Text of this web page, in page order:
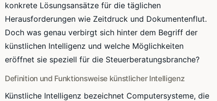
konkrete Lösungsansätze für die täglichen
Herausforderungen wie Zeitdruck und Dokumentenflut.
Doch was genau verbirgt sich hinter dem Begriff der
künstlichen Intelligenz und welche Möglichkeiten
eröffnet sie speziell für die Steuerberatungsbranche?
Definition und Funktionsweise künstlicher Intelligenz
Künstliche Intelligenz bezeichnet Computersysteme, die